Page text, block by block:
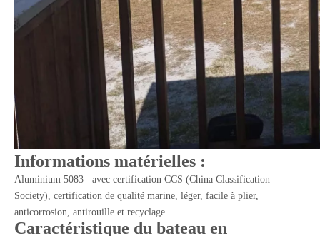
Informations matérielles :
Aluminium 5083 avec certification CCS (China Classification
Society), certification de qualité marine, léger, facile à plier,
anticorrosion, antirouille et recyclage.
Caractéristique du bateau en